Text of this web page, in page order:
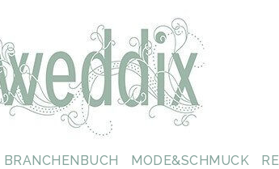
BRANCHENBUCH MODE&SCHMUCK